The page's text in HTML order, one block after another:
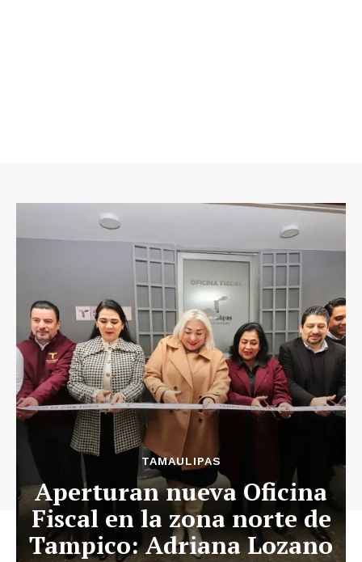
TAMAULIPAS
Aperturan nueva Oficina
Fiscal en la zona norte de
Tampico: Adriana Lozano